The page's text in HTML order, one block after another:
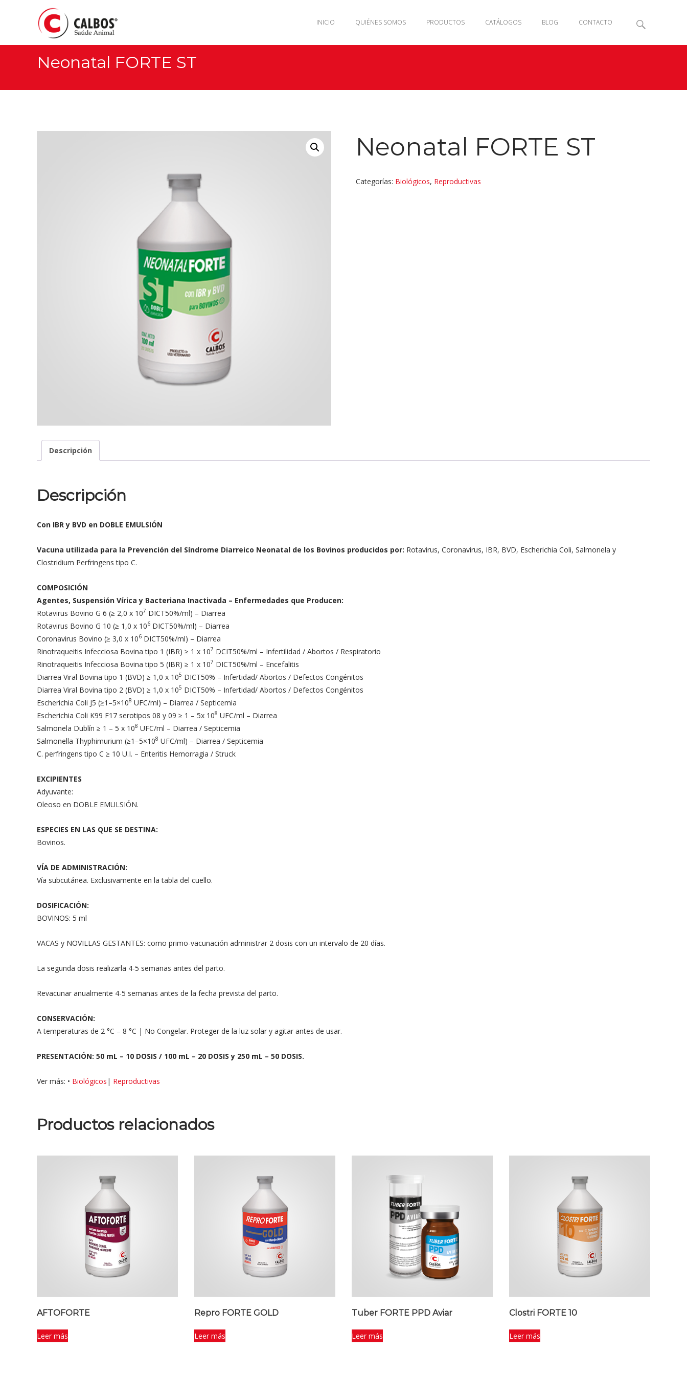
INICIO QUIÉNES SOMOS PRODUCTOS CATÁLOGOS BLOG CONTACTO
Neonatal FORTE ST
Neonatal FORTE ST
Categorías: Biológicos, Reproductivas
Descripción
Descripción
Con IBR y BVD en DOBLE EMULSIÓN
Vacuna utilizada para la Prevención del Síndrome Diarreico Neonatal de los Bovinos producidos por: Rotavirus, Coronavirus, IBR, BVD, Escherichia Coli, Salmonela y
Clostridium Perfringens tipo C.
COMPOSICIÓN
Agentes, Suspensión Vírica y Bacteriana Inactivada – Enfermedades que Producen:
Rotavirus Bovino G 6 (≥ 2,0 x 107 DICT50%/ml) – Diarrea
Rotavirus Bovino G 10 (≥ 1,0 x 106 DICT50%/ml) – Diarrea
Coronavirus Bovino (≥ 3,0 x 106 DICT50%/ml) – Diarrea
Rinotraqueitis Infecciosa Bovina tipo 1 (IBR) ≥ 1 x 107 DCIT50%/ml – Infertilidad / Abortos / Respiratorio
Rinotraqueitis Infecciosa Bovina tipo 5 (IBR) ≥ 1 x 107 DICT50%/ml – Encefalitis
Diarrea Viral Bovina tipo 1 (BVD) ≥ 1,0 x 105 DICT50% – Infertidad/ Abortos / Defectos Congénitos
Diarrea Viral Bovina tipo 2 (BVD) ≥ 1,0 x 105 DICT50% – Infertidad/ Abortos / Defectos Congénitos
Escherichia Coli J5 (≥1–5×108 UFC/ml) – Diarrea / Septicemia
Escherichia Coli K99 F17 serotipos 08 y 09 ≥ 1 – 5x 108 UFC/ml – Diarrea
Salmonela Dublín ≥ 1 – 5 x 108 UFC/ml – Diarrea / Septicemia
Salmonella Thyphimurium (≥1–5×108 UFC/ml) – Diarrea / Septicemia
C. perfringens tipo C ≥ 10 U.I. – Enteritis Hemorragia / Struck
EXCIPIENTES
Adyuvante:
Oleoso en DOBLE EMULSIÓN.
ESPECIES EN LAS QUE SE DESTINA:
Bovinos.
VÍA DE ADMINISTRACIÓN:
Vía subcutánea. Exclusivamente en la tabla del cuello.
DOSIFICACIÓN:
BOVINOS: 5 ml
VACAS y NOVILLAS GESTANTES: como primo-vacunación administrar 2 dosis con un intervalo de 20 días.
La segunda dosis realizarla 4-5 semanas antes del parto.
Revacunar anualmente 4-5 semanas antes de la fecha prevista del parto.
CONSERVACIÓN:
A temperaturas de 2 °C – 8 °C | No Congelar. Proteger de la luz solar y agitar antes de usar.
PRESENTACIÓN: 50 mL – 10 DOSIS / 100 mL – 20 DOSIS y 250 mL – 50 DOSIS.
Ver más: • Biológicos | Reproductivas
Productos relacionados
AFTOFORTE
Leer más
Repro FORTE GOLD
Leer más
Tuber FORTE PPD Aviar
Leer más
Clostri FORTE 10
Leer más